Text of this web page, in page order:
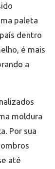
paleta
dentro
é mais
a
moldura
Por sua
até